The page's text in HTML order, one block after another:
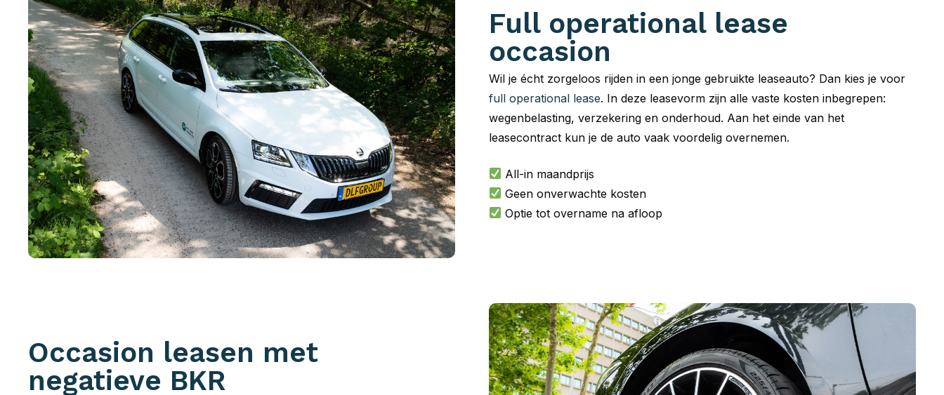
Full operational lease
occasion
Wil je écht zorgeloos rijden in een jonge gebruikte leaseauto? Dan kies je voor
full operational lease. In deze leasevorm zijn alle vaste kosten inbegrepen:
wegenbelasting, verzekering en onderhoud. Aan het einde van het
leasecontract kun je de auto vaak voordelig overnemen.
All-in maandprijs
Geen onverwachte kosten
Optie tot overname na afloop
Occasion leasen met
negatieve BKR